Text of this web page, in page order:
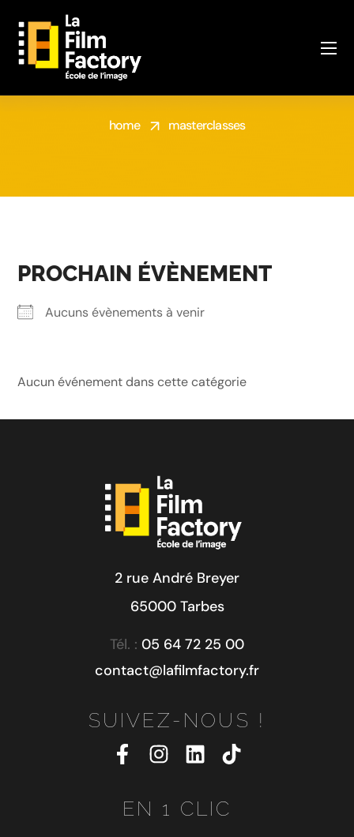
MASTERCLASSES
home masterclasses
PROCHAIN ÉVÈNEMENT
Aucuns évènements à venir
Aucun événement dans cette catégorie
2 rue André Breyer
65000 Tarbes
Tél. : 05 64 72 25 00
contact@lafilmfactory.fr
SUIVEZ-NOUS !
EN 1 CLIC